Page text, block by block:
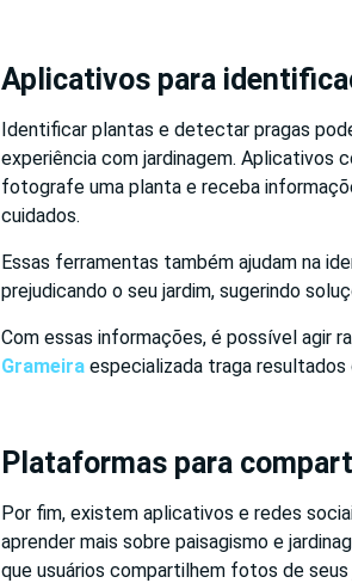
Aplicativos para
Identificar plantas e detectar pragas
experiência com jardinagem. Aplicativos
fotografe uma planta e receba
cuidados.
Essas ferramentas também ajudam na
prejudicando o seu jardim, sugerindo
Com essas informações, é possível agir
Grameira especializada traga resultados
Plataformas para
Por fim, existem aplicativos e redes
aprender mais sobre paisagismo e
que usuários compartilhem fotos de